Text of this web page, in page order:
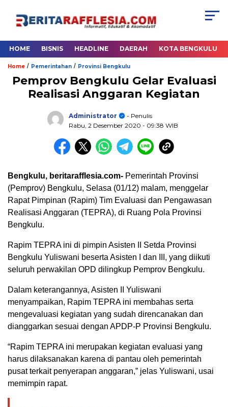
HOME BISNIS HEADLINE DAERAH KOTA BENGKULU
Home / Pemerintahan / Provinsi Bengkulu
Pemprov Bengkulu Gelar Evaluasi
Realisasi Anggaran Kegiatan
Administrator
- Penulis
Rabu, 2 Desember 2020 - 09:38 WIB
Bengkulu, beritarafflesia.com- Pemerintah Provinsi
(Pemprov) Bengkulu, Selasa (01/12) malam, menggelar
Rapat Pimpinan (Rapim) Tim Evaluasi dan Pengawasan
Realisasi Anggaran (TEPRA), di Ruang Pola Provinsi
Bengkulu.
Rapim TEPRA ini di pimpin Asisten II Setda Provinsi
Bengkulu Yuliswani beserta Asisten I dan III, yang diikuti
seluruh perwakilan OPD dilingkup Pemprov Bengkulu.
Dalam keterangannya, Asisten II Yuliswani
menyampaikan, Rapim TEPRA ini membahas serta
mengevaluasi kegiatan yang sudah direncanakan dan
dianggarkan sesuai dengan APDP-P Provinsi Bengkulu.
“Rapim TEPRA ini merupakan kegiatan evaluasi yang
harus dilaksanakan karena di pantau oleh pemerintah
pusat terkait penyerapan anggaran,” jelas Yuliswani, usai
memimpin rapat.